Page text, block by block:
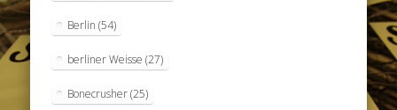
Berlin (54)
berliner Weisse (27)
Bonecrusher(25)